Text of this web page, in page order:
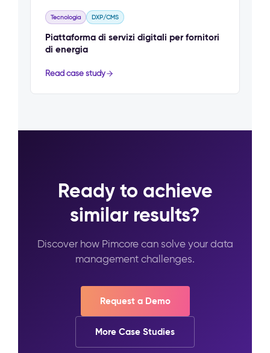
Tecnologia DXP/CMS
Piattaforma di servizi digitali per fornitori
di energia
Read case study
Ready to achieve
similar results?
Discover how Pimcore can solve your data
management challenges.
Request a Demo
More Case Studies